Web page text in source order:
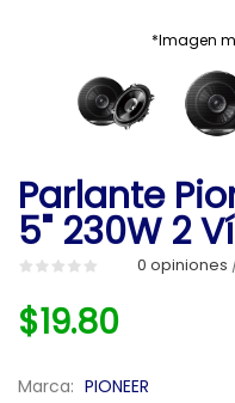
*Imagen
Parlante
5" 230W 2
0 opiniones
$19.80
Marca: PIONEER